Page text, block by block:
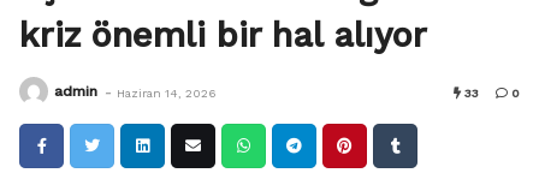
kriz önemli bir hal alıyor
admin - Haziran 14, 2026 33 0